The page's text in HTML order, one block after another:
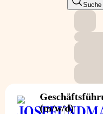
Suche
(m/w/d)